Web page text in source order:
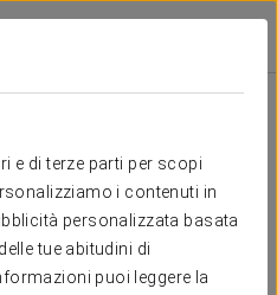
e di terze parti per scopi
i contenuti in
personalizzata basata
tue abitudini di
puoi leggere la